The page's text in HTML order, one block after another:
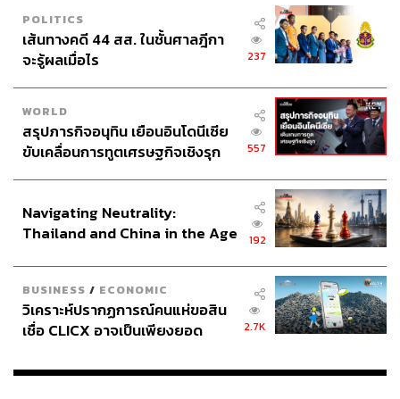
POLITICS
เส้นทางคดี 44 สส. ในชั้นศาลฎีกา
จะรู้ผลเมื่อไร
237
WORLD
สรุปภารกิจอนุทิน เยือนอินโดนีเซีย
ขับเคลื่อนการทูตเศรษฐกิจเชิงรุก
557
Navigating Neutrality:
Thailand and China in the Age
192
BUSINESS / ECONOMIC
วิเคราะห์ปรากฏการณ์คนแห่ขอสิน
เชื่อ CLICX อาจเป็นเพียงยอด
เรือนไทยที่ถูกซุกไว้
2.7K